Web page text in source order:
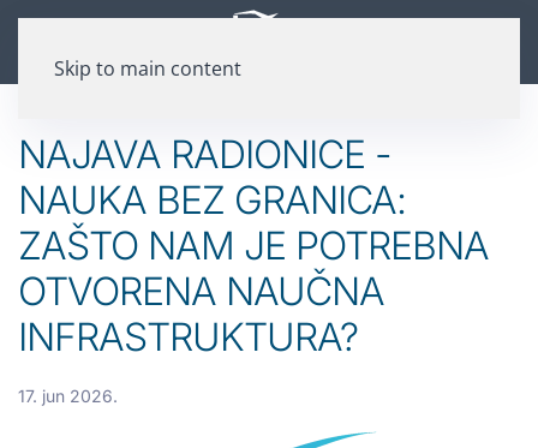
Skip to main content
NAJAVA RADIONICE -
NAUKA BEZ GRANICA:
ZAŠTO NAM JE POTREBNA
OTVORENA NAUČNA
INFRASTRUKTURA?
17. jun 2026.